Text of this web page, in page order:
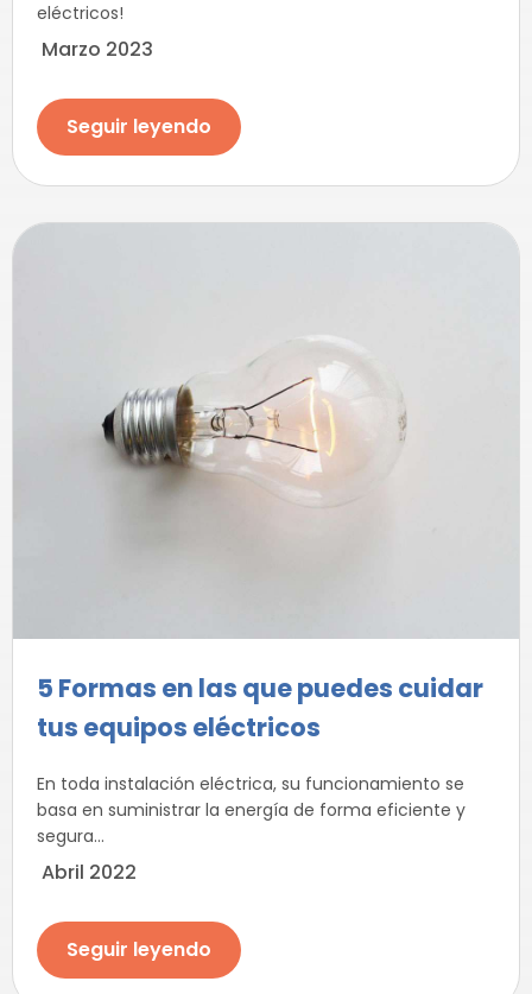
eléctricos!
Marzo 2023
Seguir leyendo
5 Formas en las que puedes cuidar
tus equipos eléctricos
En toda instalación eléctrica, su funcionamiento se
basa en suministrar la energía de forma eficiente y
segura...
Abril 2022
Seguir leyendo